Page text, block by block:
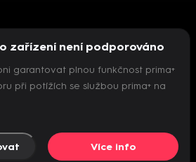
inicializovat přehrávač
zařízení není podporováno
garantovat plnou funkčnost prima+
při potížích se službou prima+ na
Více info